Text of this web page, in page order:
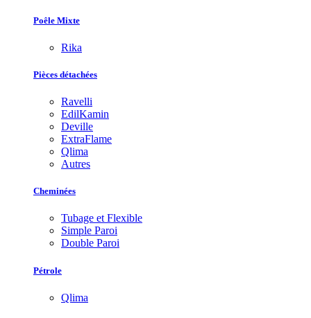
Poêle Mixte
Rika
Pièces détachées
Ravelli
EdilKamin
Deville
ExtraFlame
Qlima
Autres
Cheminées
Tubage et Flexible
Simple Paroi
Double Paroi
Pétrole
Qlima